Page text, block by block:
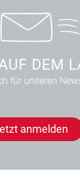
DEM
für unseren
anmelden